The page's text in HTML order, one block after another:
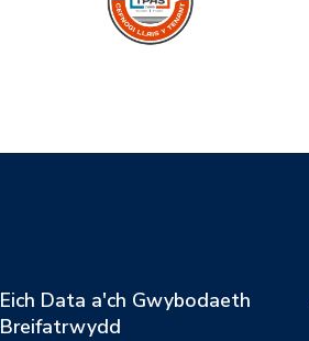
Eich Data a'ch Gwybodaeth
Breifatrwydd